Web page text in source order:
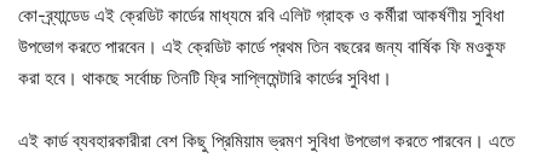
কো-ব্র্যান্ডেড এই ক্রেডিট কার্ডের মাধ্যমে রবি এলিট গ্রাহক ও কর্মীরা আকর্ষণীয় সুবিধা
উপভোগ করতে পারবেন। এই ক্রেডিট কার্ডে প্রথম তিন বছরের জন্য বার্ষিক ফি মওকুফ
করা হবে। থাকছে সর্বোচ্চ তিনটি ফ্রি সাপ্লিমেন্টারি কার্ডের সুবিধা।
এই কার্ড ব্যবহারকারীরা বেশ কিছু প্রিমিয়াম ভ্রমণ সুবিধা উপভোগ করতে পারবেন। এতে